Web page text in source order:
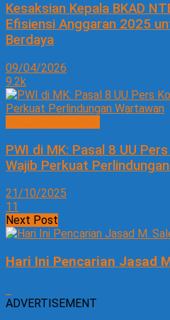
Kesaksian Kepala BKAD
Efisiensi Anggaran 2025
Berdaya
09/04/2026
9.2k
PWI di MK: Pasal 8 UU
Wajib Perkuat
21/10/2025
11
Next Post
Hari Ini Pencarian Jasad
ADVERTISEMENT